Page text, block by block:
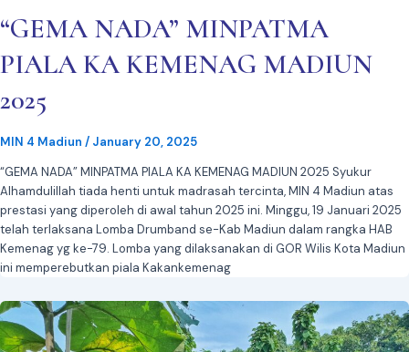
“GEMA NADA” MINPATMA
PIALA KA KEMENAG MADIUN
2025
MIN 4 Madiun / January 20, 2025
“GEMA NADA” MINPATMA PIALA KA KEMENAG MADIUN 2025 Syukur
Alhamdulillah tiada henti untuk madrasah tercinta, MIN 4 Madiun atas
prestasi yang diperoleh di awal tahun 2025 ini. Minggu, 19 Januari 2025
telah terlaksana Lomba Drumband se-Kab Madiun dalam rangka HAB
Kemenag yg ke-79. Lomba yang dilaksanakan di GOR Wilis Kota Madiun
ini memperebutkan piala Kakankemenag